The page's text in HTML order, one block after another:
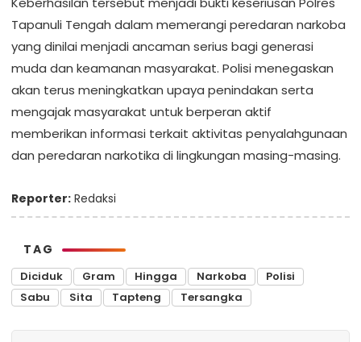
Tapanuli Tengah dalam memerangi peredaran narkoba
yang dinilai menjadi ancaman serius bagi generasi
muda dan keamanan masyarakat. Polisi menegaskan
akan terus meningkatkan upaya penindakan serta
mengajak masyarakat untuk berperan aktif
memberikan informasi terkait aktivitas penyalahgunaan
dan peredaran narkotika di lingkungan masing-masing.
Reporter: Redaksi
TAG
Diciduk Gram Hingga Narkoba
Polisi
Sabu
Sita Tapteng Tersangka